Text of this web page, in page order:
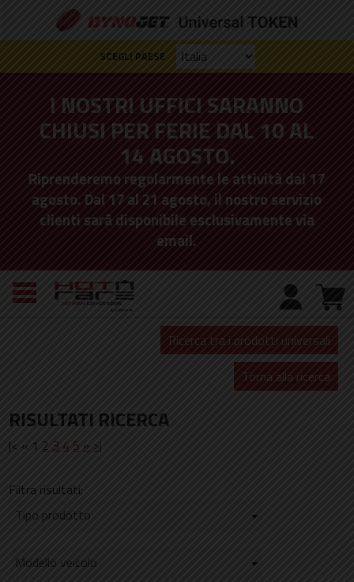
SCEGLI PAESE
I NOSTRI UFFICI SARANNO
CHIUSI PER FERIE DAL 10 AL
14 AGOSTO.
Riprenderemo regolarmente le attività dal 17
agosto. Dal 17 al 21 agosto, il nostro servizio
clienti sarà disponibile esclusivamente via
email.
Ricerca tra i prodotti universali
Torna alla ricerca
RISULTATI RICERCA
|< « 1 2 3 4 5 » >|
Filtra risultati:
Tipo prodotto
Modello veicolo